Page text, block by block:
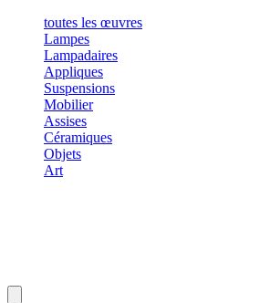
toutes les œuvres
Lampes
Lampadaires
Appliques
Suspensions
Mobilier
Assises
Céramiques
Objets
Art